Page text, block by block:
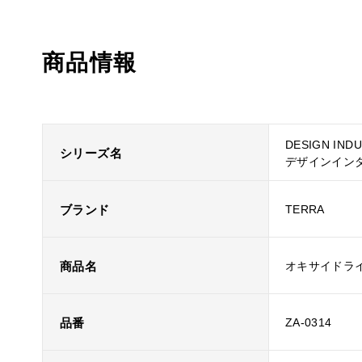
商品情報
シリーズ名
DESIGN
デザインイン
ブランド TERRA
商品名 オキサイドラ
品番 ZA-0314